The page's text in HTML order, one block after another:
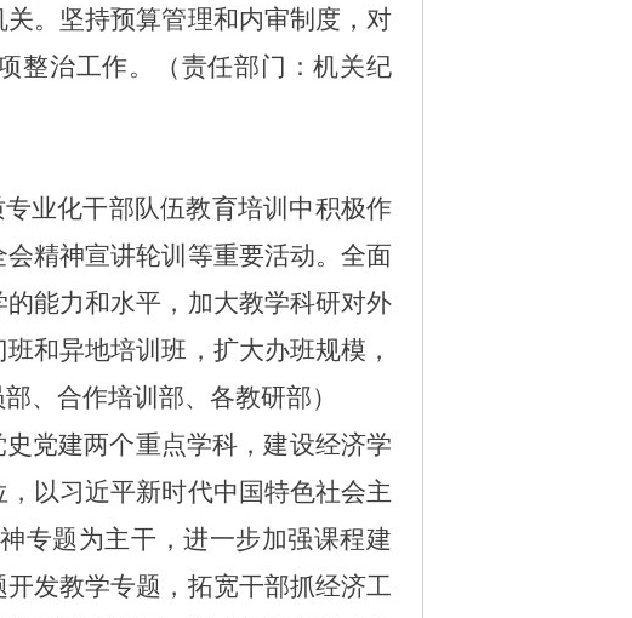
。坚持预算管理和内审制度，对
整治工作。（责任部门：机关纪
业化干部队伍教育培训中积极作
精神宣讲轮训等重要活动。全面
能力和水平，加大教学科研对外
和异地培训班，扩大办班规模，
、合作培训部、各教研部）
党建两个重点学科，建设经济学
以习近平新时代中国特色社会主
专题为主干，进一步加强课程建
开发教学专题，拓宽干部抓经济工